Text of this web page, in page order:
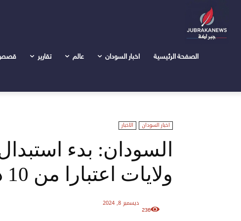
الصفحة الرئيسية اخبار السودان عالم تقارير قصص
اخبار السودان الاخبار
السودان: بدء
ولايات اعتبارا من 10 ديسمبر
ديسمبر 8, 2024
236